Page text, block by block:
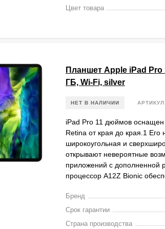
Цвет товара
Планшет Apple iPad Pro
ГБ, Wi-Fi, silver
НЕТ В НАЛИЧИИ
iPad Pro 11 дюймов
Retina от края до края.1
широкоугольная и
открывают невероятные
приложений с
процессор A12Z Bionic
Бренд
Срок гарантии
Страна производства